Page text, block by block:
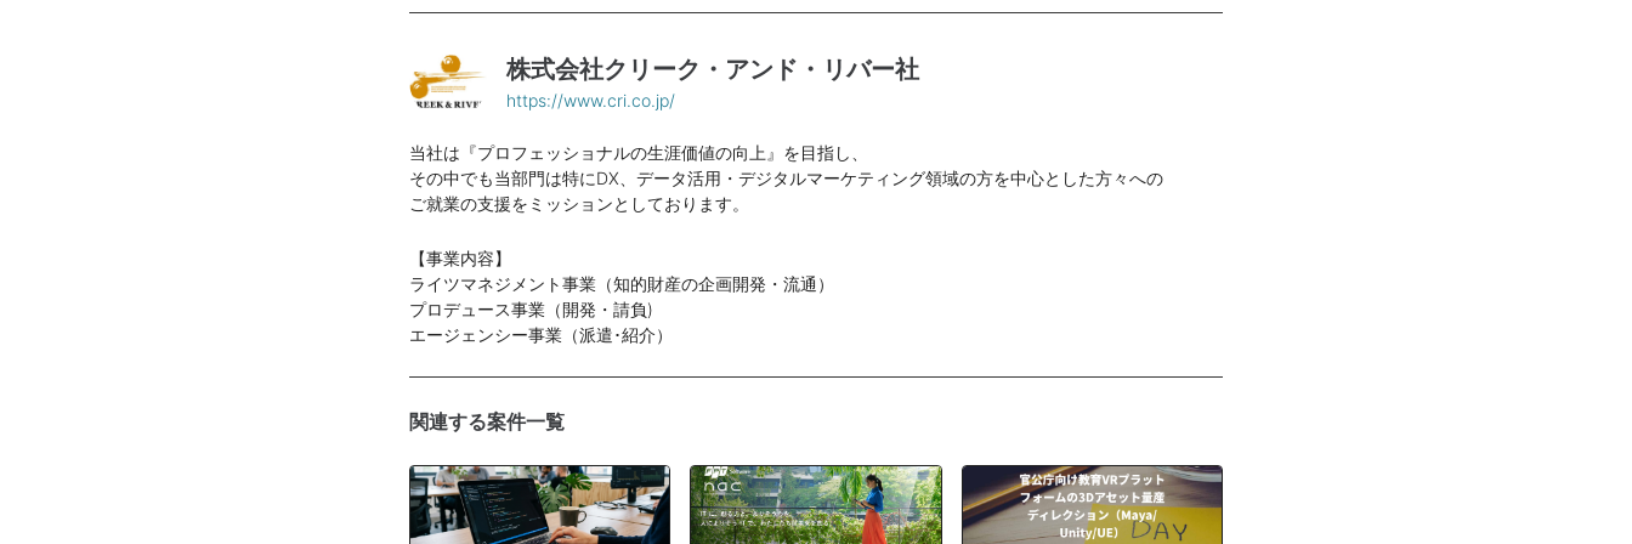
株式会社クリーク・アンド・リバー社
https://www.cri.co.jp/
当社は『プロフェッショナルの生涯価値の向上』を目指し、
その中でも当部門は特にDX、データ活用・デジタルマーケティング領域の方を中心とした方々への
ご就業の支援をミッションとしております。
【事業内容】
ライツマネジメント事業（知的財産の企画開発・流通）
プロデュース事業（開発・請負)
エージェンシー事業（派遣･紹介）
関連する案件一覧